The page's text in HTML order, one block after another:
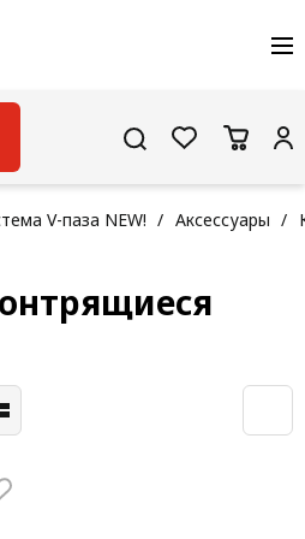
алюминиевого
NEW!
V-паза NEW! Аксессуары